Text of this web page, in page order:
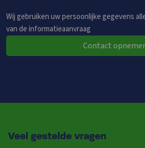
Wij gebruiken uw persoonlijke gegevens
van de informatieaanvraag
Contact
Veel gestelde vragen